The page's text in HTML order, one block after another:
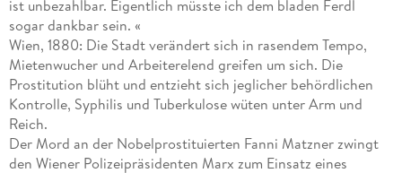
ist unbezahlbar. Eigentlich müsste ich dem bladen Ferdl
sogar dankbar sein. «
Wien, 1880: Die Stadt verändert sich in rasendem Tempo,
Mietenwucher und Arbeiterelend greifen um sich. Die
Prostitution blüht und entzieht sich jeglicher behördlichen
Kontrolle, Syphilis und Tuberkulose wüten unter Arm und
Reich.
Der Mord an der Nobelprostituierten Fanni Matzner zwingt
den Wiener Polizeipräsidenten Marx zum Einsatz eines